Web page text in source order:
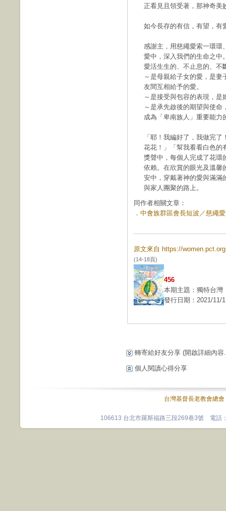
正看見且領受著，那神奇美
如今長存的有信，有望，有
感謝主，用慈繩愛索一環環
愛中，深入我們的生命之中
愛活生生的、不止息的、不
～是母親給子女的愛，是
友間互相給予的愛。
～是接受與包容的表現，
～是承先啟後的期望與使
成為「卑南族人」重要能力
「耶！我編好了，我做完
花花！」「幫我看看白色的
獎聲中，每個人完成了花環
依賴。在欣賞的眼光及溫馨
安中，穿戴著神的愛與滿滿
與家人團聚的路上。
同作者相關文章：
． 中會族群區會長短波／慈繩
原文來自 https://
(14-18頁)
456
本期主題：獨特台灣
發行日期：2021/11/1
轉寄給好友分享 (開啟詳細內容
個人閱讀心得分享
台灣基督長老教會總會
106613 台北市羅斯福路三段269巷3號 電